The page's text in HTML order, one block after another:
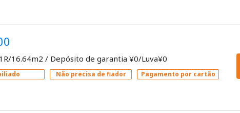
16.64m2 / Depósito de garantia ¥0/Luva¥0
Não precisa de fiador Pagamento por cartão